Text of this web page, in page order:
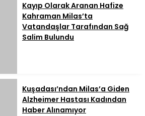
Kayıp Olarak Aranan Hafize
Kahraman Milas’ta
Vatandaşlar Tarafından Sağ
Salim Bulundu
Kuşadası’ndan Milas’a Giden
Alzheimer Hastası Kadından
Haber Alınamıyor